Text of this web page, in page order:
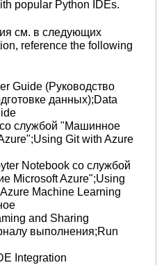
popular Python IDEs.
см. в следующих
reference the following
Guide (Руководство
данных);Data
службой "Машинное
Git with Azure
Notebook со службой
Microsoft Azure";Using
Machine Learning
and Sharing
выполнения;Run
Integration